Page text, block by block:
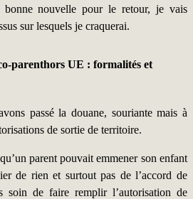
nouvelle pour le retour, je vais
sur lesquels je craquerai.
parenthors UE : formalités et
passé la douane, souriante mais à
de sortie de territoire.
parent pouvait emmener son enfant
de rien et surtout pas de l’accord de
soin de faire remplir l’autorisation de